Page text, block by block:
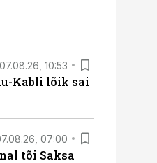
07.08.26, 10:53
Kabli lõik sai
07:00
tõi Saksa